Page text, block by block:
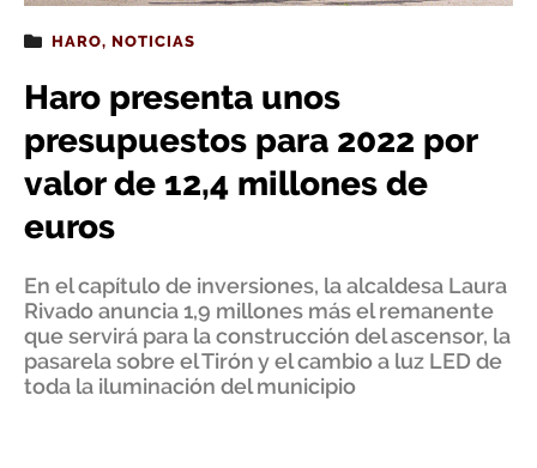
HARO, NOTICIAS
Haro presenta unos
presupuestos para 2022 por
valor de 12,4 millones de
euros
En el capítulo de inversiones, la alcaldesa Laura
Rivado anuncia 1,9 millones más el remanente
que servirá para la construcción del ascensor, la
pasarela sobre el Tirón y el cambio a luz LED de
toda la iluminación del municipio